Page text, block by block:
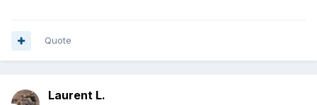
Quote
Laurent L.